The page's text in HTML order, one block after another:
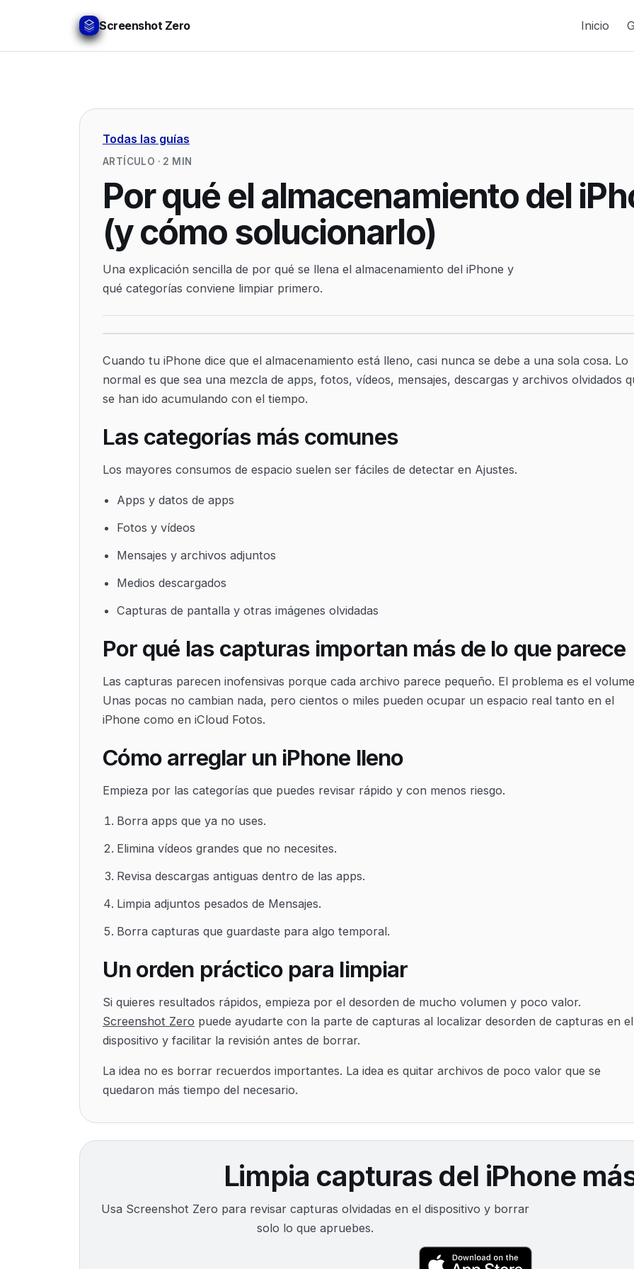
Screenshot Zero Inicio
Todas las guías
ARTÍCULO · 2 MIN
Por qué el almacenamiento del
(y cómo solucionarlo)
Una explicación sencilla de por qué se llena el almacenamiento del iPhone y
qué categorías conviene limpiar primero.
Cuando tu iPhone dice que el almacenamiento está lleno, casi nunca se debe a una sola cosa. Lo
normal es que sea una mezcla de apps, fotos, vídeos, mensajes, descargas y archivos olvidados
se han ido acumulando con el tiempo.
Las categorías más comunes
Los mayores consumos de espacio suelen ser fáciles de detectar en Ajustes.
Apps y datos de apps
Fotos y vídeos
Mensajes y archivos adjuntos
Medios descargados
Capturas de pantalla y otras imágenes olvidadas
Por qué las capturas importan más de lo que parece
Las capturas parecen inofensivas porque cada archivo parece pequeño. El problema es el
Unas pocas no cambian nada, pero cientos o miles pueden ocupar un espacio real tanto en el
iPhone como en iCloud Fotos.
Cómo arreglar un iPhone lleno
Empieza por las categorías que puedes revisar rápido y con menos riesgo.
Borra apps que ya no uses.
Elimina vídeos grandes que no necesites.
Revisa descargas antiguas dentro de las apps.
Limpia adjuntos pesados de Mensajes.
Borra capturas que guardaste para algo temporal.
Un orden práctico para limpiar
Si quieres resultados rápidos, empieza por el desorden de mucho volumen y poco valor.
Screenshot Zero puede ayudarte con la parte de capturas al localizar desorden de capturas en el
dispositivo y facilitar la revisión antes de borrar.
La idea no es borrar recuerdos importantes. La idea es quitar archivos de poco valor que se
quedaron más tiempo del necesario.
Limpia capturas del iPhone
Usa Screenshot Zero para revisar capturas olvidadas en el dispositivo y borrar
solo lo que apruebes.